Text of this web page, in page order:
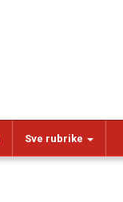
Sve rubrike